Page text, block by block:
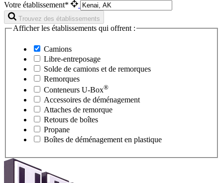
Votre établissement*
Trouvez des établissements
Afficher les établissements qui offrent :
Camions
Libre-entreposage
Solde de camions et de remorques
Remorques
Conteneurs U-Box®
Accessoires de déménagement
Attaches de remorque
Retours de boîtes
Propane
Boîtes de déménagement en plastique